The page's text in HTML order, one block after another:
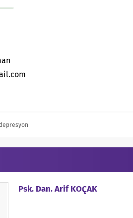
Psk. Dan. Arif KOÇAK